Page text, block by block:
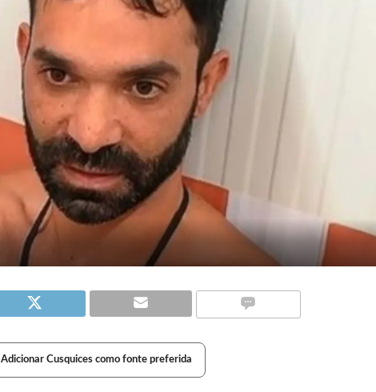
Adicionar Cusquices como fonte preferida